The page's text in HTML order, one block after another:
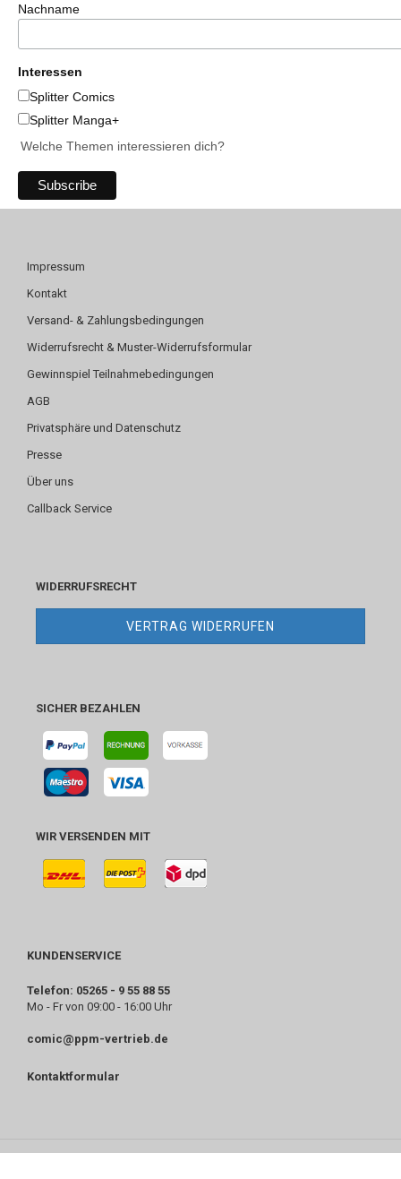
Nachname
Interessen
Splitter Comics
Splitter Manga+
Welche Themen interessieren dich?
Impressum
Kontakt
Versand- & Zahlungsbedingungen
Widerrufsrecht & Muster-Widerrufsformular
Gewinnspiel Teilnahmebedingungen
AGB
Privatsphäre und Datenschutz
Presse
Über uns
Callback Service
WIDERRUFSRECHT
VERTRAG WIDERRUFEN
SICHER BEZAHLEN
WIR VERSENDEN MIT
KUNDENSERVICE
Telefon: 05265 - 9 55 88 55
Mo - Fr von 09:00 - 16:00 Uhr
comic@ppm-vertrieb.de
Kontaktformular